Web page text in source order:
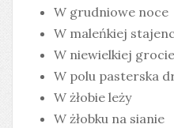
W grudniowe noce
W maleńkiej
W niewielkiej grocie
W polu pasterska
W żłobie leży
W żłobku na sianie